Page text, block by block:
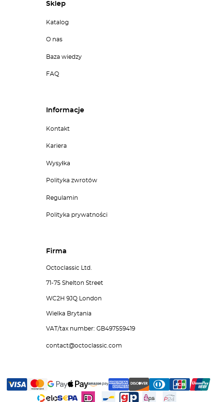
Sklep
Katalog
O nas
Baza wiedzy
FAQ
Informacje
Kontakt
Kariera
Wysyłka
Polityka zwrotów
Regulamin
Polityka prywatności
Firma
Octoclassic Ltd.
71-75 Shelton Street
WC2H 9JQ London
Wielka Brytania
VAT/tax number: GB497559419
contact@octoclassic.com